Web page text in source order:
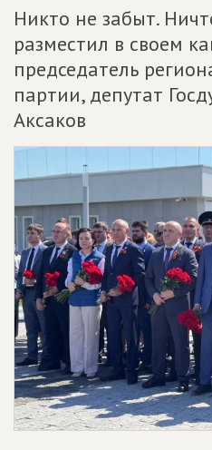
Никто не забыт.
разместил в своем
председатель
партии, депутат
Аксаков